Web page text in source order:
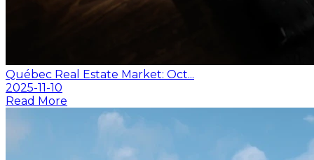
Québec Real Estate Market: Oct...
2025-11-10
Read More